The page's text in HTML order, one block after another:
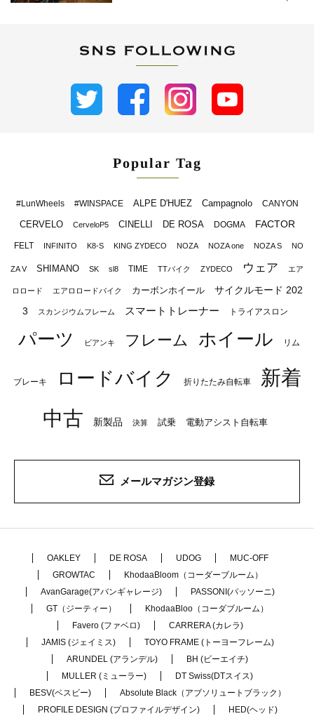
Popular Tag
#LunWheels #WINSPACE ALPE D'HUEZ Campagnolo CANYON
CERVELO CerveloP5 CINELLI DE ROSA DOGMA FACTOR
FELT INFINITO K8-S KING ZYDECO NOZA NOZA one NOZA S NO
ZA V SHIMANO SK sl8 TIME TTバイク ZYDECO ウェア エア
ロロード エアロロードバイク カーボンホイール
サイクルモード 202
3
スカンジウムフレーム スマートトレーナー トライアスロン
パーツ ビアンキ フレーム ホイール リム
ブレーキ ロードバイク 折りたたみ自転車
新着
中古
新製品 決算 試乗 電動アシスト自転車
メールマガジン登録
OAKLEY DE ROSA UDOG
MUC-OFF
GROWTAC
KhodaaBloom（コーダーブルーム）
AvanGarage(アバンギャレージ)
PASSONI(パッソーニ)
GT（ジーティー）
KhodaaBloo（コーダブルーム）
Favero (ファベロ)
CARRERA (カレラ)
JAMIS (ジェイミス)
TOYO FRAME (トーヨーフレーム)
ARUNDEL (アランデル)
BH (ビーエイチ)
MULLER (ミューラー)
DT Swiss(DTスイス)
BESV(ベスビー)
Absolute Black（アブソリュートブラック）
PROFILE DESIGN (プロファイルデザイン)
HED(ヘッド)